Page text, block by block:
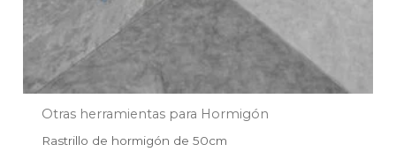
Otras herramientas para Hormigón
Rastrillo de hormigón de 50cm